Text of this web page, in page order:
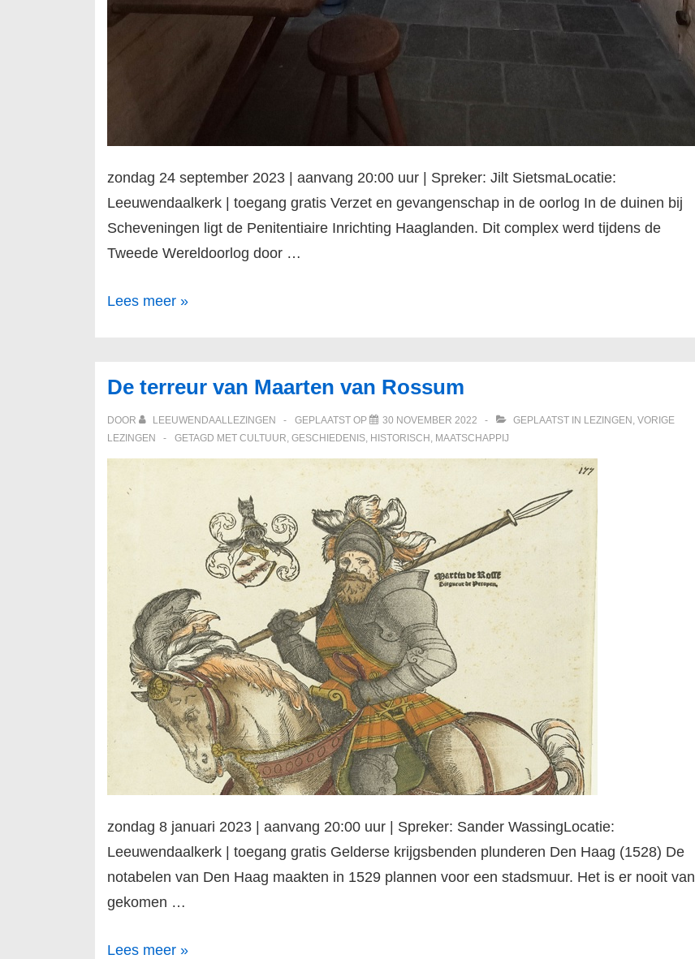
zondag 24 september 2023 | aanvang 20:00 uur | Spreker: Jilt SietsmaLocatie:
Leeuwendaalkerk | toegang gratis Verzet en gevangenschap in de oorlog In de duinen bij
Scheveningen ligt de Penitentiaire Inrichting Haaglanden. Dit complex werd tijdens de
Tweede Wereldoorlog door …
Het
Scheveningen
Lees meer »
De terreur van Maarten van Rossum
DOOR LEEUWENDAALLEZINGEN GEPLAATST OP 30 NOVEMBER 2022 GEPLAATST IN LEZINGEN , VORIGE
LEZINGEN
GETAGD MET CULTUUR, GESCHIEDENIS, HISTORISCH , MAATSCHAPPIJ
zondag 8 januari 2023 | aanvang 20:00 uur | Spreker: Sander WassingLocatie:
Leeuwendaalkerk | toegang gratis Gelderse krijgsbenden plunderen Den Haag (1528) De
notabelen van Den Haag maakten in 1529 plannen voor een stadsmuur. Het is er nooit van
gekomen …
De
Lees meer »